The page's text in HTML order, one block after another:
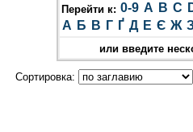
Перейти к: 0-9 A B C
А Б В Г Ґ Д Е Є Ж
или введите
Сортировка: